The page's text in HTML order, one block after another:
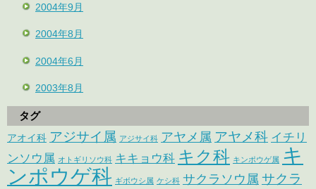
2004年9月
2004年8月
2004年6月
2003年8月
タグ
アオイ科 アジサイ属 アジサイ科 アヤメ属 アヤメ科 イチリ
ンソウ属 オトギリソウ科 キキョウ科 キク科 キンポウゲ属 キ
ンポウゲ科 ギボウシ属 ケシ科 サクラソウ属 サクラ